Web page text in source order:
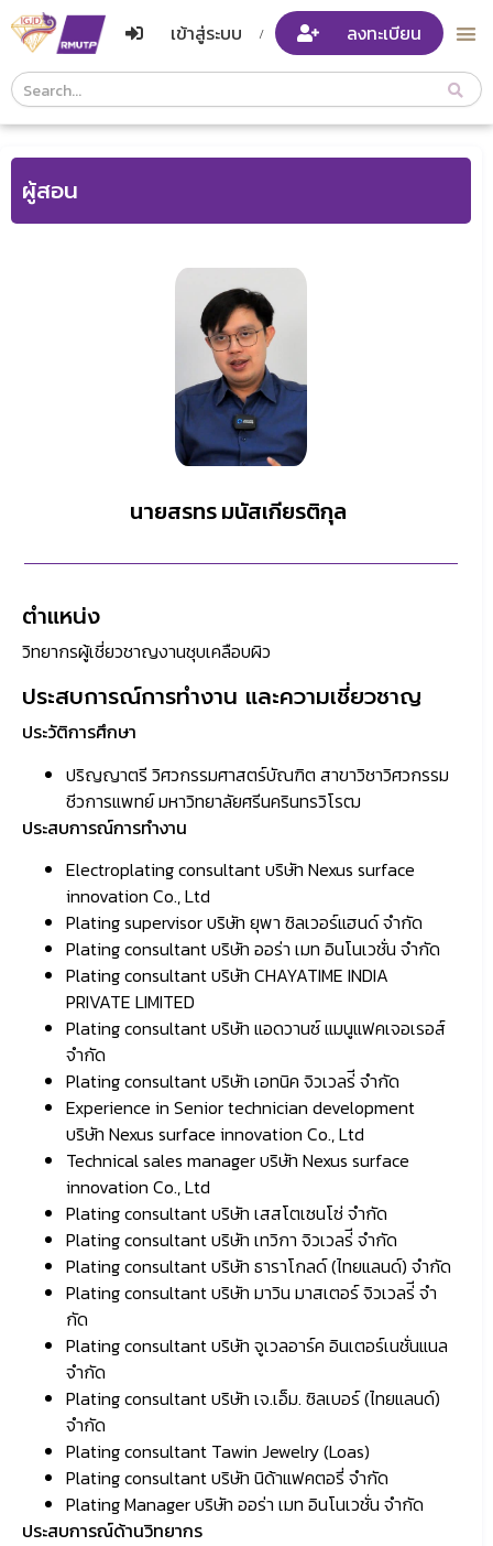
Course
Search
Header
เข้าสู่ระบบ / ลงทะเบียน
ผู้สอน
นายสรทร มนัสเกียรติกุล
ตำแหน่ง
วิทยากรผู้เชี่ยวชาญงานชุบเคลือบผิว
ประสบการณ์การทำงาน และความเชี่ยวชาญ
ประวัติการศึกษา
ปริญญาตรี วิศวกรรมศาสตร์บัณฑิต สาขาวิชาวิศวกรรม
ชีวการแพทย์ มหาวิทยาลัยศรีนครินทรวิโรฒ
ประสบการณ์การทำงาน
Electroplating consultant บริษัท Nexus surface
innovation Co., Ltd
Plating supervisor บริษัท ยุพา ซิลเวอร์แฮนด์ จํากัด
Plating consultant บริษัท ออร่า เมท อินโนเวชั่น จํากัด
Plating consultant บริษัท CHAYATIME INDIA
PRIVATE LIMITED
Plating consultant บริษัท แอดวานซ์ แมนูแฟคเจอเรอส์
จํากัด
Plating consultant บริษัท เอทนิค จิวเวลร่ี จํากัด
Experience in Senior technician development
บริษัท Nexus surface innovation Co., Ltd
Technical sales manager บริษัท Nexus surface
innovation Co., Ltd
Plating consultant บริษัท เสสโตเซนโซ่ จํากัด
Plating consultant บริษัท เทวิกา จิวเวลร่ี จํากัด
Plating consultant บริษัท ธาราโกลด์ (ไทยแลนด์) จํากัด
Plating consultant บริษัท มาวิน มาสเตอร์ จิวเวลร่ี จํา
กัด
Plating consultant บริษัท จูเวลอาร์ค อินเตอร์เนชั่นแนล
จํากัด
Plating consultant บริษัท เจ.เอ็ม. ซิลเบอร์ (ไทยแลนด์)
จํากัด
Plating consultant Tawin Jewelry (Loas)
Plating consultant บริษัท นิด้าแฟคตอรี่ จํากัด
Plating Manager บริษัท ออร่า เมท อินโนเวชั่น จํากัด
ประสบการณ์ด้านวิทยากร